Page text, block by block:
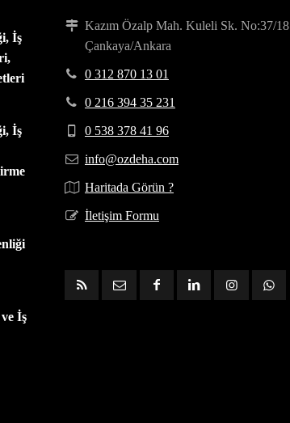
İş
İş
İş
Kazım Özalp Mah. Kuleli Sk. No:37/18
Çankaya/Ankara
0 312 870 13 01
0 216 394 35 231
0 538 378 41 96
info@ozdeha.com
Haritada Görün ?
İletişim Formu